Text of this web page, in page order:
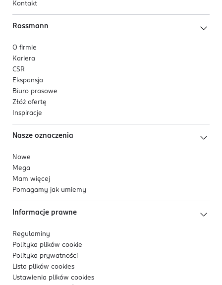
Kontakt
Rossmann
O firmie
Kariera
CSR
Ekspansja
Biuro prasowe
Złóż ofertę
Inspiracje
Nasze oznaczenia
Nowe
Mega
Mam więcej
Pomagamy jak umiemy
Informacje prawne
Regulaminy
Polityka plików cookie
Polityka prywatności
Lista plików cookies
Ustawienia plików cookies